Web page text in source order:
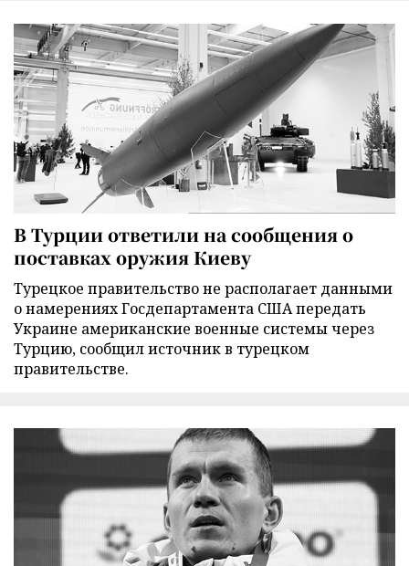
В Турции ответили на сообщения о
поставках оружия Киеву
Турецкое правительство не располагает данными
о намерениях Госдепартамента США передать
Украине американские военные системы через
Турцию, сообщил источник в турецком
правительстве.